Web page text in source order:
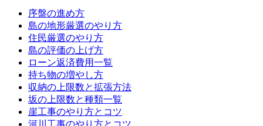
序盤の進め方
島の地形厳選のやり方
住民厳選のやり方
島の評価の上げ方
ローン返済費用一覧
持ち物の増やし方
収納の上限数と拡張方法
坂の上限数と種類一覧
崖工事のやり方とコツ
河川工事のやり方とコツ